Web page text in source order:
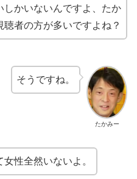
しかいないんですよ、たか
者の方が多いですよね？
たかみー
そうですね。
性全然いないよ。